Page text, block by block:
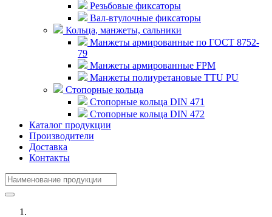
Резьбовые фиксаторы
Вал-втулочные фиксаторы
Кольца, манжеты, сальники
Манжеты армированные по ГОСТ 8752-
79
Манжеты армированные FPM
Манжеты полиуретановые TTU PU
Стопорные кольца
Стопорные кольца DIN 471
Стопорные кольца DIN 472
Каталог продукции
Производители
Доставка
Контакты